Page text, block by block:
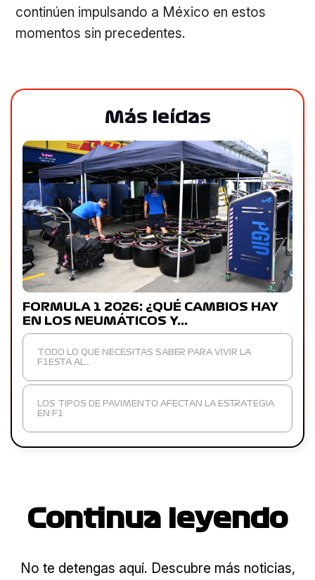
continúen impulsando a México en estos
momentos sin precedentes.
Más leídas
FORMULA 1 2026: ¿QUÉ CAMBIOS HAY
EN LOS NEUMÁTICOS Y…
TODO LO QUE NECESITAS SABER PARA VIVIR LA
F1ESTA AL…
LOS TIPOS DE PAVIMENTO AFECTAN LA ESTRATEGIA
EN F1
Continua leyendo
No te detengas aquí. Descubre más noticias,